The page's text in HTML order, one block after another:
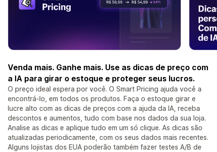
Venda mais. Ganhe mais. Use as dicas de preço com
a IA para girar o estoque e proteger seus lucros.
O preço ideal espera por você. O Smart Pricing ajuda você a
encontrá-lo, em todos os produtos. Faça o estoque girar e
lucre alto com as dicas de preços com a ajuda da IA, receba
descontos e aumentos, tudo com base nos dados da sua loja.
Analise as dicas e aplique tudo em um só clique. As dicas são
atualizadas periodicamente, com os seus dados mais recentes.
Alguns lojistas dos EUA poderão também fazer testes A/B de